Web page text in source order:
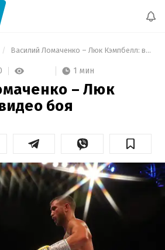
Василий Ломаченко – Люк Кэмпбелл: видео боя
1 мин
– Люк
боя